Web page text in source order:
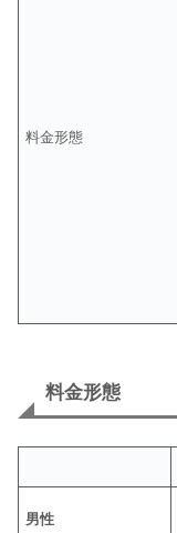
料金形態
料金形態
男性